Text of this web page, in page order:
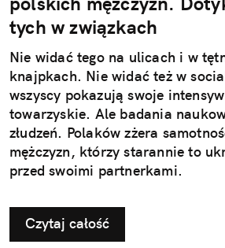
tych w związkach
Nie widać tego na ulicach i w
knajpkach. Nie widać też w
wszyscy pokazują swoje
towarzyskie. Ale badania
złudzeń. Polaków zżera
mężczyzn, którzy starannie to
przed swoimi partnerkami.
Czytaj całość